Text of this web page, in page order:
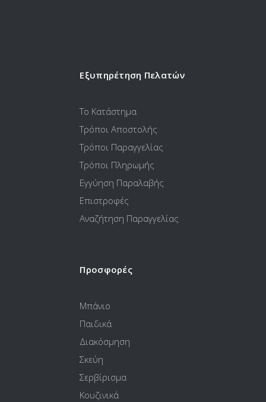
Εξυπηρέτηση Πελατών
Το Κατάστημα
Τρόποι Αποστολής
Τρόποι Παραγγελίας
Τρόποι Πληρωμής
Εγγύηση Παραλαβής
Επιστροφές
Αναζήτηση Παραγγελίας
Προσφορές
Μπάνιο
Παιδικά
Διακόσμηση
Σκεύη
Σερβίρισμα
Κουζινικά